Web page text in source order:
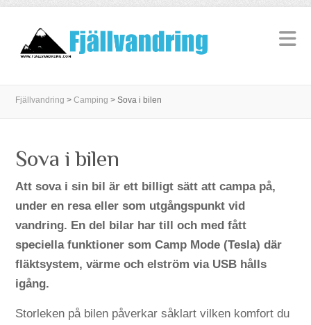
Fjällvandring >Camping >Sova i bilen
Sova i bilen
Att sova i sin bil är ett billigt sätt att campa på,
under en resa eller som utgångspunkt vid
vandring. En del bilar har till och med fått
speciella funktioner som Camp Mode (Tesla) där
fläktsystem, värme och elström via USB hålls
igång.
Storleken på bilen påverkar såklart vilken komfort du